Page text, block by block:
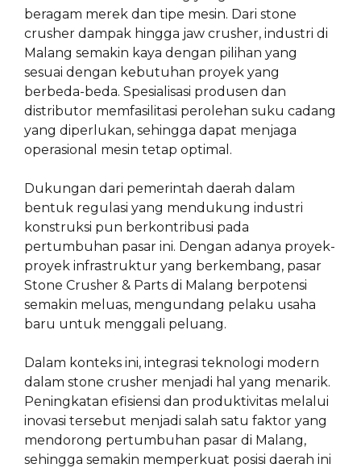
beragam merek dan tipe mesin. Dari stone
crusher dampak hingga jaw crusher, industri di
Malang semakin kaya dengan pilihan yang
sesuai dengan kebutuhan proyek yang
berbeda-beda. Spesialisasi produsen dan
distributor memfasilitasi perolehan suku cadang
yang diperlukan, sehingga dapat menjaga
operasional mesin tetap optimal.
Dukungan dari pemerintah daerah dalam
bentuk regulasi yang mendukung industri
konstruksi pun berkontribusi pada
pertumbuhan pasar ini. Dengan adanya proyek-
proyek infrastruktur yang berkembang, pasar
Stone Crusher & Parts di Malang berpotensi
semakin meluas, mengundang pelaku usaha
baru untuk menggali peluang.
Dalam konteks ini, integrasi teknologi modern
dalam stone crusher menjadi hal yang menarik.
Peningkatan efisiensi dan produktivitas melalui
inovasi tersebut menjadi salah satu faktor yang
mendorong pertumbuhan pasar di Malang,
sehingga semakin memperkuat posisi daerah ini